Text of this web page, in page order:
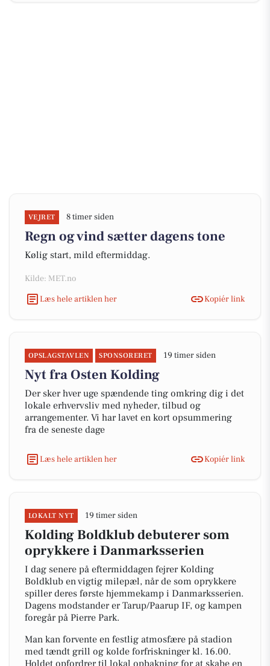
VEJRET 8 timer siden
Regn og vind sætter dagens tone
Kølig start, mild eftermiddag.
Kilde: MET.no
Læs hele artiklen her
Kopiér link
OPSLAGSTAVLEN SPONSORERET 19 timer siden
Nyt fra Osten Kolding
Der sker hver uge spændende ting omkring dig i det
lokale erhvervsliv med nyheder, tilbud og
arrangementer. Vi har lavet en kort opsummering
fra de seneste dage
Læs hele artiklen her Kopiér link
LOKALT NYT 19 timer siden
Kolding Boldklub debuterer som
oprykkere i Danmarksserien
I dag senere på eftermiddagen fejrer Kolding
Boldklub en vigtig milepæl, når de som oprykkere
spiller deres første hjemmekamp i Danmarksserien.
Dagens modstander er Tarup/Paarup IF, og kampen
foregår på Pierre Park.
Man kan forvente en festlig atmosfære på stadion
med tændt grill og kolde forfriskninger kl. 16.00.
Holdet opfordrer til lokal opbakning for at skabe en